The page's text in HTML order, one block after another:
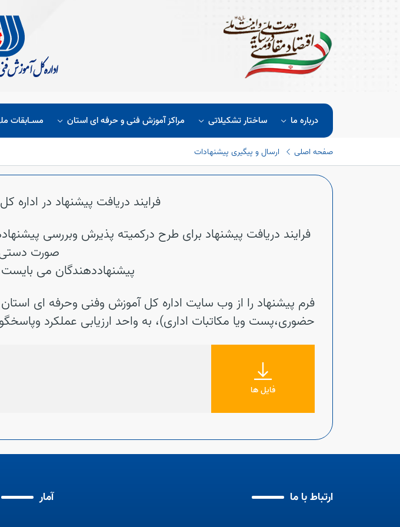
درباره ما ساختار تشکیلاتی مراکز آموزش فنی و حرفه ای استان مسـابقات
صفحه اصلی ارسال و پیگیری پیشنهادات
فرایند دریافت پیشنهاد در
فرایند دریافت پیشنهاد برای طرح درکمیته پذیرش وبررسی
صورت
پیشنهاددهندگان می بایست
فرم پیشنهاد را از وب سایت اداره کل آموزش وفنی وحرفه ای
حضوری،پست ویا مکاتبات اداری)، به واحد ارزیابی عملکرد
فایل ها
ارتباط با ما آمار